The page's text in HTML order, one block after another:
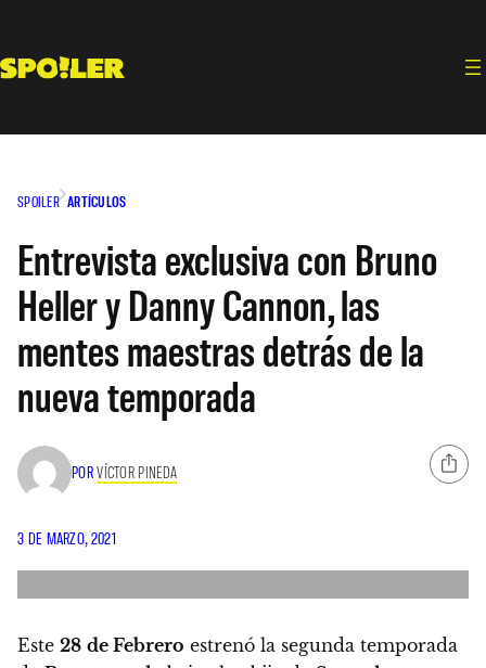
contenido
SPOILER ARTÍCULOS
Entrevista exclusiva con Bruno
Heller y Danny Cannon, las
mentes maestras detrás de la
nueva temporada
PORVÍCTOR PINEDA
3 DE MARZO, 2021
Este 28 de Febrero estrenó la segunda temporada